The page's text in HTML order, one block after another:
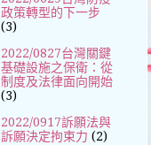
政策轉型的下一步
(3)
2022/0827台灣關鍵
基礎設施之保衛：從
制度及法律面向開始
(3)
2022/0917訴願法與
訴願決定拘束力 (2)